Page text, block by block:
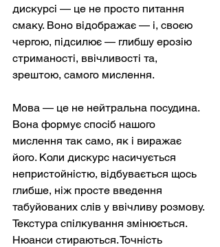
дискурсі — це не просто питання
смаку. Воно відображає — і, своєю
чергою, підсилює — глибшу ерозію
стриманості, ввічливості та,
зрештою, самого мислення.
Мова — це не нейтральна посудина.
Вона формує спосіб нашого
мислення так само, як і виражає
його. Коли дискурс насичується
непристойністю, відбувається щось
глибше, ніж просте введення
табуйованих слів у ввічливу розмову.
Текстура спілкування змінюється.
Нюанси стираються. Точність